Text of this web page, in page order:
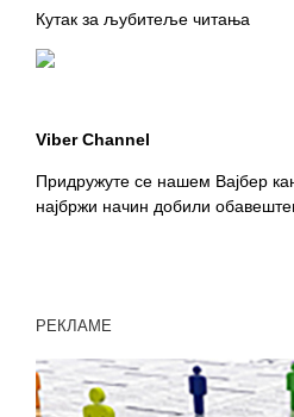
Кутак за љубитеље читања
Viber Channel
Придружуте се нашем Вајбер
најбржи начин добили
РЕКЛАМЕ